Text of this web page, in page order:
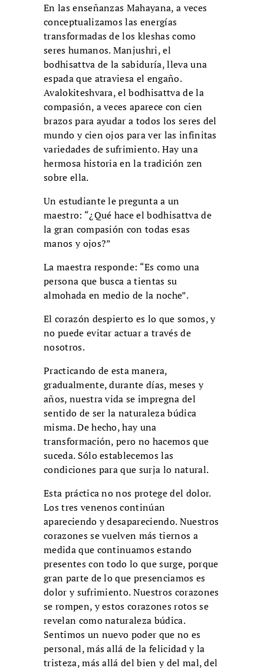
En las enseñanzas Mahayana, a veces
conceptualizamos las energías
transformadas de los kleshas como
seres humanos. Manjushri, el
bodhisattva de la sabiduría, lleva una
espada que atraviesa el engaño.
Avalokiteshvara, el bodhisattva de la
compasión, a veces aparece con cien
brazos para ayudar a todos los seres del
mundo y cien ojos para ver las infinitas
variedades de sufrimiento. Hay una
hermosa historia en la tradición zen
sobre ella.
Un estudiante le pregunta a un
maestro: “¿Qué hace el bodhisattva de
la gran compasión con todas esas
manos y ojos?”
La maestra responde: “Es como una
persona que busca a tientas su
almohada en medio de la noche”.
El corazón despierto es lo que somos, y
no puede evitar actuar a través de
nosotros.
Practicando de esta manera,
gradualmente, durante días, meses y
años, nuestra vida se impregna del
sentido de ser la naturaleza búdica
misma. De hecho, hay una
transformación, pero no hacemos que
suceda. Sólo establecemos las
condiciones para que surja lo natural.
Esta práctica no nos protege del dolor.
Los tres venenos continúan
apareciendo y desapareciendo. Nuestros
corazones se vuelven más tiernos a
medida que continuamos estando
presentes con todo lo que surge, porque
gran parte de lo que presenciamos es
dolor y sufrimiento. Nuestros corazones
se rompen, y estos corazones rotos se
revelan como naturaleza búdica.
Sentimos un nuevo poder que no es
personal, más allá de la felicidad y la
tristeza, más allá del bien y del mal, del